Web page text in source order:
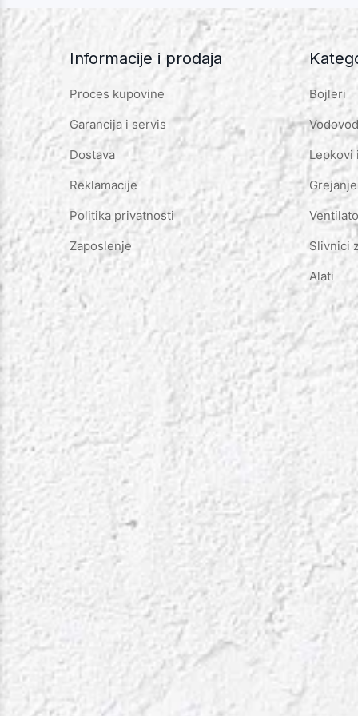
Informacije i prodaja
Proces kupovine
Garancija i servis
Dostava
Reklamacije
Politika privatnosti
Zaposlenje
Bojleri
Lepkovi
Slivnici
Alati